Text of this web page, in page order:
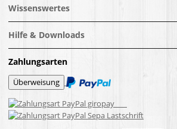
Wissenswertes
Hilfe & Downloads
Zahlungsarten